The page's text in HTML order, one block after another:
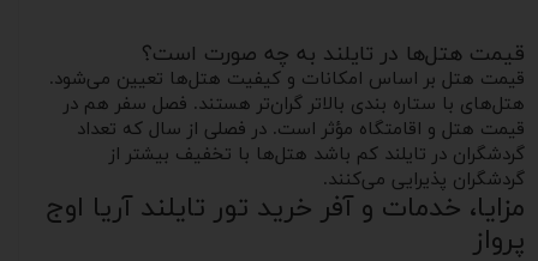
قیمت هتل‌ها در تایلند به چه صورت است؟
قیمت هتل بر اساس امکانات و کیفیت هتل‌ها تعیین می‌شود.
هتل‌های با ستاره بندی بالاتر گران‌تر هستند. فصل سفر هم در
قیمت هتل و اقامتگاه مؤثر است. در فصلی از سال که تعداد
گردشگران در تایلند کم باشد هتل‌ها با تخفیف بیشتر از
گردشگران پذیرایی می‌کنند.
مزایا، خدمات و آفر خرید تور تایلند آریا اوج
پرواز